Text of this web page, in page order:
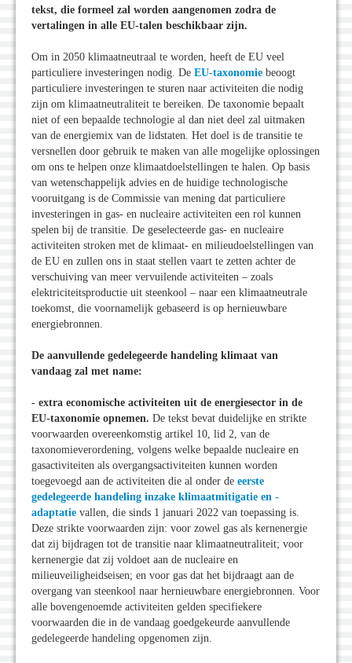
tekst, die formeel zal worden aangenomen zodra de
vertalingen in alle EU-talen beschikbaar zijn.
Om in 2050 klimaatneutraal te worden, heeft de EU veel
particuliere investeringen nodig. De EU-taxonomie beoogt
particuliere investeringen te sturen naar activiteiten die nodig
zijn om klimaatneutraliteit te bereiken. De taxonomie bepaalt
niet of een bepaalde technologie al dan niet deel zal uitmaken
van de energiemix van de lidstaten. Het doel is de transitie te
versnellen door gebruik te maken van alle mogelijke oplossingen
om ons te helpen onze klimaatdoelstellingen te halen. Op basis
van wetenschappelijk advies en de huidige technologische
vooruitgang is de Commissie van mening dat particuliere
investeringen in gas- en nucleaire activiteiten een rol kunnen
spelen bij de transitie. De geselecteerde gas- en nucleaire
activiteiten stroken met de klimaat- en milieudoelstellingen van
de EU en zullen ons in staat stellen vaart te zetten achter de
verschuiving van meer vervuilende activiteiten – zoals
elektriciteitsproductie uit steenkool – naar een klimaatneutrale
toekomst, die voornamelijk gebaseerd is op hernieuwbare
energiebronnen.
De aanvullende gedelegeerde handeling klimaat van
vandaag zal met name:
- extra economische activiteiten uit de energiesector in de
EU-taxonomie opnemen. De tekst bevat duidelijke en strikte
voorwaarden overeenkomstig artikel 10, lid 2, van de
taxonomieverordening, volgens welke bepaalde nucleaire en
gasactiviteiten als overgangsactiviteiten kunnen worden
toegevoegd aan de activiteiten die al onder de eerste
gedelegeerde handeling inzake klimaatmitigatie en -
adaptatie vallen, die sinds 1 januari 2022 van toepassing is.
Deze strikte voorwaarden zijn: voor zowel gas als kernenergie
dat zij bijdragen tot de transitie naar klimaatneutraliteit; voor
kernenergie dat zij voldoet aan de nucleaire en
milieuveiligheidseisen; en voor gas dat het bijdraagt aan de
overgang van steenkool naar hernieuwbare energiebronnen. Voor
alle bovengenoemde activiteiten gelden specifiekere
voorwaarden die in de vandaag goedgekeurde aanvullende
gedelegeerde handeling opgenomen zijn.